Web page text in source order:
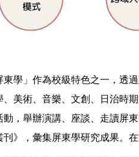
學」作為校級特色之一，透
美術、音樂、文創、日治時
，舉辦演講、座談、走讀屏
》，彙集屏東學研究成果。